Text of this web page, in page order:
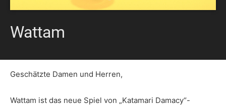
Wattam
Geschätzte Damen und Herren,
Wattam ist das neue Spiel von „Katamari Damacy“-